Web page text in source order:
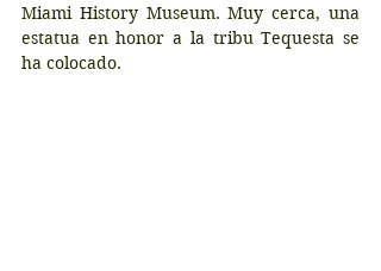
Miami History Museum. Muy cerca, una
estatua en honor a la tribu Tequesta se
ha colocado.